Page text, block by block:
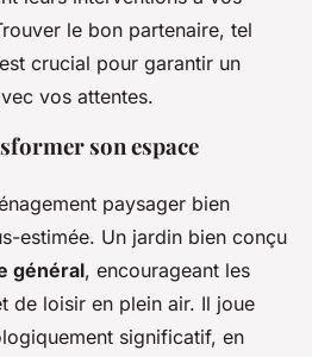
le bon partenaire, tel
crucial pour garantir un
vos attentes.
son espace
paysager bien
estimée. Un jardin bien conçu
général, encourageant les
de loisir en plein air. Il joue
significatif, en